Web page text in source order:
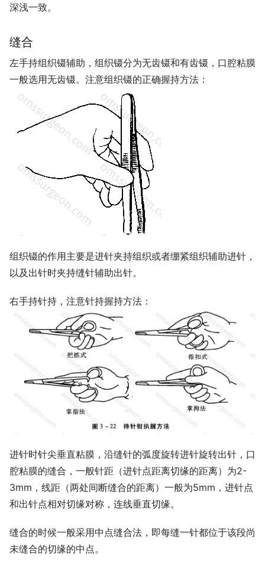
深浅一致。
缝合
左手持组织镊辅助，组织镊分为无齿镊和有齿镊，口腔粘膜
一般选用无齿镊。注意组织镊的正确握持方法：
组织镊的作用主要是进针夹持组织或者绷紧组织辅助进针，
以及出针时夹持缝针辅助出针。
右手持针持，注意针持握持方法：
进针时针尖垂直粘膜，沿缝针的弧度旋转进针旋转出针，口
腔粘膜的缝合，一般针距（进针点距离切缘的距离）为2-
3mm，线距（两处间断缝合的距离）一般为5mm，进针点
和出针点相对切缘对称，连线垂直切缘。
缝合的时候一般采用中点缝合法，即每缝一针都位于该段尚
未缝合的切缘的中点。